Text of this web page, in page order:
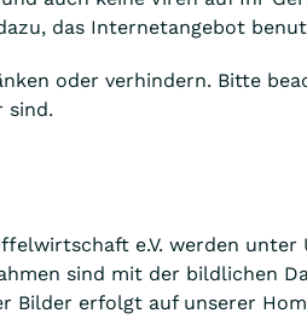
das Internetangebot
oder verhindern. Bitte
sind.
e.V. werden
sind mit der bildlichen
erfolgt auf unserer